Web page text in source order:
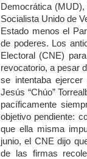
Democrática
Socialista Unido de
Estado menos el
de poderes. Los
Electoral (CNE)
revocatorio, a pesar
se intentaba
Jesús “Chúo”
pacíficamente
objetivo pendiente:
que ella misma
junio, el CNE dijo
de las firmas